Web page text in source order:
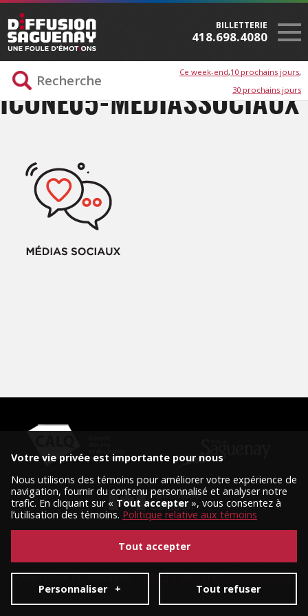
BILLETTERIE
418.698.4080
Ce week-end 10 prochains jours
30 prochains jours
ICONE05-MEDIASSOCIAUX
Conception et réalisation :Nubee|Mes préférences cookies
Votre vie privée est importante pour nous
Nous utilisons des témoins pour améliorer votre expérience de
navigation, fournir du contenu personnalisé et analyser notre
trafic. En cliquant sur « Tout accepter», vous consentez à
l’utilisation des témoins. Politique relative aux témoins
Personnaliser + Tout refuser
Tout accepter